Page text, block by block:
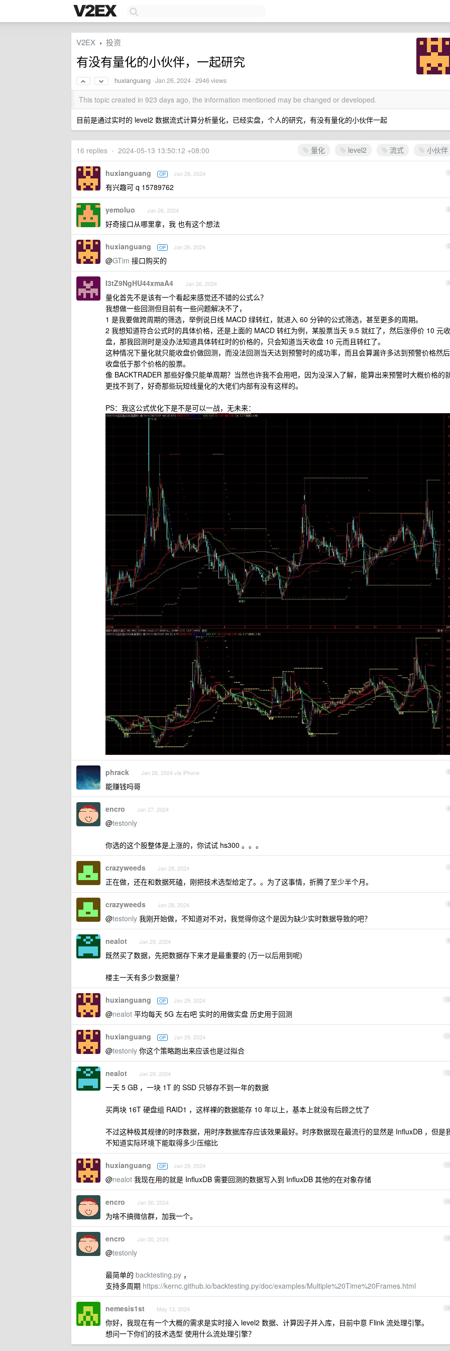
V2EX › 投资
有没有量化的小伙伴，一起研究
huxianguang ·Jan 26, 2024 · 2946 views
This topic created in 923 days ago, the information mentioned may be changed or developed.
目前是通过实时的 level2 数据流式计算分析量化，已经实盘，个人的研究，有没有量化的小伙伴一起
量化 level2 流式 小伙伴
16 replies • 2024-05-13 13:50:12 +08:00
1
huxianguang OP Jan 26, 2024
有兴趣可 q 15789762
2
yemoluo Jan 26, 2024
好奇接口从哪里拿，我 也有这个想法
3
huxianguang OP Jan 26, 2024
@GTim 接口购买的
4
I3tZ9NgHU44xmaA4 Jan 26, 2024
量化首先不是该有一个看起来感觉还不错的公式么？
我想做一些回测但目前有一些问题解决不了，
1 是我要做跨周期的筛选，举例说日线 MACD 绿转红，就进入 60 分钟的公式筛选，甚至更多的周期。
2 我想知道符合公式时的具体价格，还是上面的 MACD 转红为例，某股票当天 9.5 就红了，然后涨停价 10 元收
盘，那我回测时是没办法知道具体转红时的价格的，只会知道当天收盘 10 元而且转红了。
这种情况下量化就只能收盘价做回测，而没法回测当天达到预警时的成功率，而且会算漏许多达到预警价格然后
收盘低于那个价格的股票。
像 BACKTRADER 那些好像只能单周期？当然也许我不会用吧，因为没深入了解，能算出来预警时大概价格的
更找不到了，好奇那些玩短线量化的大佬们内部有没有这样的。
PS：我这公式优化下是不是可以一战，无未来：
5
phrack Jan 26, 2024 via iPhone
能赚钱吗哥
6
encro Jan 27, 2024
@testonly
你选的这个股整体是上涨的，你试试 hs300 。。。
7
crazyweeds Jan 28, 2024
正在做，还在和数据死磕，刚把技术选型给定了。。为了这事情，折腾了至少半个月。
8
crazyweeds Jan 28, 2024
@testonly 我刚开始做，不知道对不对，我觉得你这个是因为缺少实时数据导致的吧？
9
nealot Jan 29, 2024
既然买了数据，先把数据存下来才是最重要的 (万一以后用到呢)
楼主一天有多少数据量？
10
huxianguang OP Jan 29, 2024
@nealot 平均每天 5G 左右吧 实时的用做实盘 历史用于回测
11
huxianguang OP Jan 29, 2024
@testonly 你这个策略跑出来应该也是过拟合
12
nealot Jan 29, 2024
一天 5 GB ，一块 1T 的 SSD 只够存不到一年的数据
买两块 16T 硬盘组 RAID1 ，这样裸的数据能存 10 年以上，基本上就没有后顾之忧了
不过这种极其规律的时序数据，用时序数据库存应该效果最好。时序数据现在最流行的显然是 InfluxDB ，但是
不知道实际环境下能取得多少压缩比
13
huxianguang OP Jan 29, 2024
@nealot 我现在用的就是 InfluxDB 需要回测的数据写入到 InfluxDB 其他的在对象存储
14
encro Jan 30, 2024
为啥不搞微信群，加我一个。
15
encro Jan 30, 2024
@testonly
最简单的 backtesting.py ，
支持多周期 https://kernc.github.io/backtesting.py/doc/examples/Multiple%20Time%20Frames.html
16
nemesis1st May 13, 2024
你好，我现在有一个大概的需求是实时接入 level2 数据、计算因子并入库，目前中意 Flink 流处理引擎。
想问一下你们的技术选型 使用什么流处理引擎？